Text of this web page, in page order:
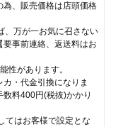
、販売価格は店頭価格
万が一お気に召さない
事前連絡、返送料はお
性があります。
・代金引換になりま
料400円(税抜)かかり
てはお客様で設定とな